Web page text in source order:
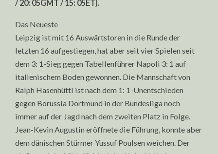
/ 20: 05GMT / 15: 05ET).
Das Neueste
Leipzig ist mit 16 Auswärtstoren in die Runde der
letzten 16 aufgestiegen, hat aber seit vier Spielen seit
dem 3: 1-Sieg gegen Tabellenführer Napoli 3: 1 auf
italienischem Boden gewonnen. Die Mannschaft von
Ralph Hasenhüttl ist nach dem 1: 1-Unentschieden
gegen Borussia Dortmund in der Bundesliga noch
immer auf der Jagd nach dem zweiten Platz in Folge.
Jean-Kevin Augustin eröffnete die Führung, konnte aber
dem dänischen Stürmer Yussuf Poulsen weichen. Der